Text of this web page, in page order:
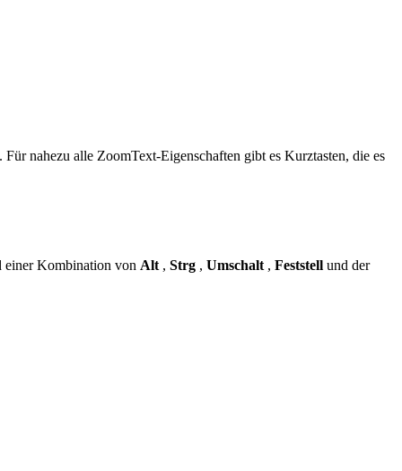
nahezu alle ZoomText-Eigenschaften gibt es Kurztasten, die es
einer Kombination von Alt , Strg , Umschalt , Feststell und der